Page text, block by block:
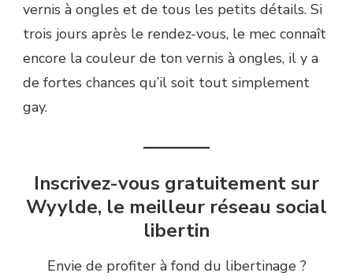
vernis à ongles et de tous les petits détails. Si
trois jours après le rendez-vous, le mec connaît
encore la couleur de ton vernis à ongles, il y a
de fortes chances qu’il soit tout simplement
gay.
———–
Inscrivez-vous gratuitement sur
Wyylde, le meilleur réseau social
libertin
Envie de profiter à fond du libertinage ?